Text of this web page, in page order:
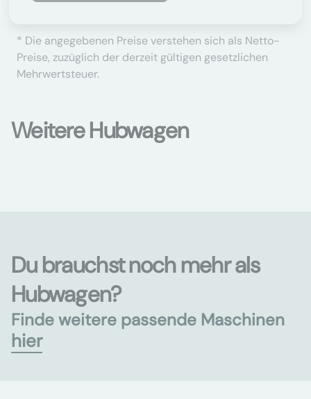
* Die angegebenen Preise verstehen sich als Netto-
Preise, zuzüglich der derzeit gültigen gesetzlichen
Mehrwertsteuer.
Weitere Hubwagen
Du brauchst noch mehr als
Hubwagen?
Finde weitere passende Maschinen
hier